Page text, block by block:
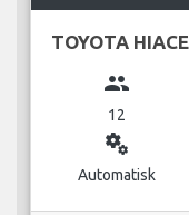
TOYOTA HIACE
group
12
miscellaneous_services
Automatisk